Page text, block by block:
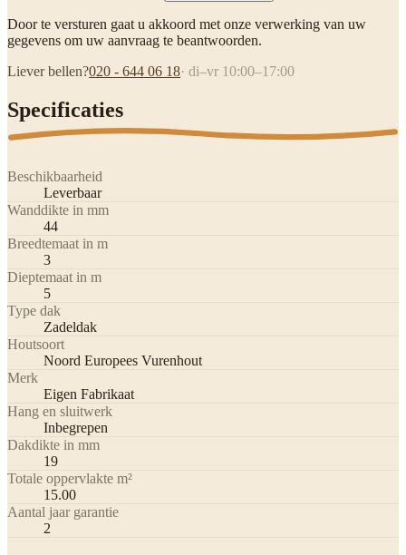
Door te versturen gaat u akkoord met onze verwerking van uw
gegevens om uw aanvraag te beantwoorden.
Liever bellen?020 - 644 06 18· di–vr 10:00–17:00
Specificaties
Beschikbaarheid
Leverbaar
Wanddikte in mm
44
Breedtemaat in m
3
Dieptemaat in m
5
Type dak
Zadeldak
Houtsoort
Noord Europees Vurenhout
Merk
Eigen Fabrikaat
Hang en sluitwerk
Inbegrepen
Dakdikte in mm
19
Totale oppervlakte m²
15.00
Aantal jaar garantie
2